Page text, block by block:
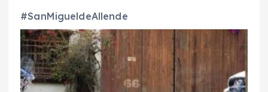
#SanMigueldeAllende